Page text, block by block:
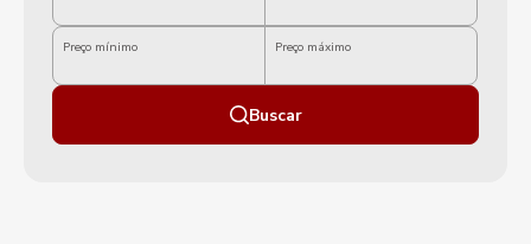
Preço mínimo Preço máximo
Buscar